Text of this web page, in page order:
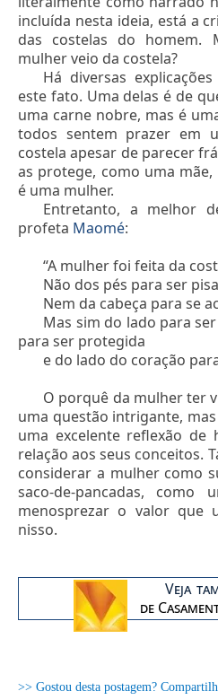
incluída nesta ideia, está a
das costelas do homem.
mulher veio da costela?
Há diversas
este fato. Uma delas é de
uma carne nobre, mas é
todos sentem prazer em
costela apesar de parecer
as protege, como uma
é uma mulher.
Entretanto, a melhor
profeta Maomé:
“A mulher foi feita da
Não dos pés para ser
Nem da cabeça para se
Mas sim do lado para
para ser protegida
e do lado do coração
O porquê da mulher ter
uma questão intrigante,
uma excelente reflexão de
relação aos seus conceitos.
considerar a mulher como
saco-de-pancadas,
menosprezar o valor que
nisso.
Veja
de
>> Gostou desta postagem?